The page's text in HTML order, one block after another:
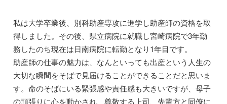
私は大学卒業後、別科助産専攻に進学し助産師の資格を取
得しました。その後、県立病院に就職し宮崎病院で3年勤
務したのち現在は日南病院に転勤となり1年目です。
助産師の仕事の魅力は、なんといっても出産という人生の
大切な瞬間をそばで見届けることができることだと思いま
す。命のそばにいる緊張感や責任感も大きいですが、母子
の頑張りに心を動かされ、尊敬する上司、先輩方と同僚に